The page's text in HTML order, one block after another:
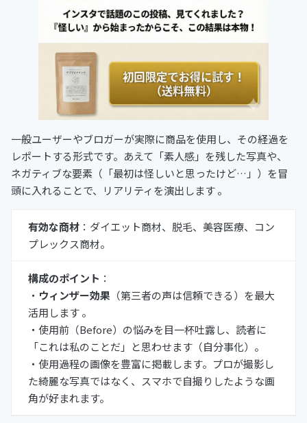
一般ユーザーやブロガーが実際に商品を使用し、その経過を
レポートする形式です。あえて「素人感」を残した写真や、
ネガティブな要素（「最初は怪しいと思ったけど…」）を冒
頭に入れることで、リアリティを演出します 。
有効な商材 ：ダイエット商材、脱毛、美容医療、コン
プレックス商材。
構成のポイント ：
・ ウィンザー効果 （第三者の声は信頼できる）を最大
活用します 。
・使用前（Before）の悩みを目一杯吐露し、読者に
「これは私のことだ」と思わせます（自分事化）。
・使用過程の画像を豊富に掲載します。プロが撮影し
た綺麗な写真ではなく、スマホで自撮りしたような画
角が好まれます。